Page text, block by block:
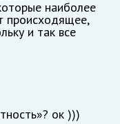
наиболее
происходящее,
и так все
ок )))